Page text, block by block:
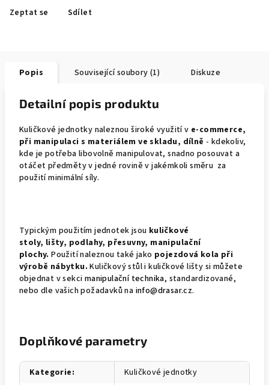
Zeptat se Sdílet
Popis Související soubory (1) Diskuze
Detailní popis produktu
Kuličkové jednotky naleznou široké využití v e-commerce,
při manipulaci s materiálem ve skladu, dílně - kdekoliv,
kde je potřeba libovolně manipulovat, snadno posouvat a
otáčet předměty v jedné rovině v jakémkoli směru za
použití minimální síly.
Typickým použitím jednotek jsou kuličkové
stoly, lišty, podlahy, přesuvny, manipulační
plochy.Použití naleznou také jako pojezdová kola při
výrobě nábytku.Kuličkový stůl i kuličkové lišty si můžete
objednat v sekci manipulační technika, standardizované,
nebo dle vašich požadavků na info@drasar.cz.
Doplňkové parametry
Kategorie:
Kuličkové jednotky